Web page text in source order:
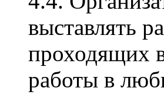
выставлять
проходящих
работы в